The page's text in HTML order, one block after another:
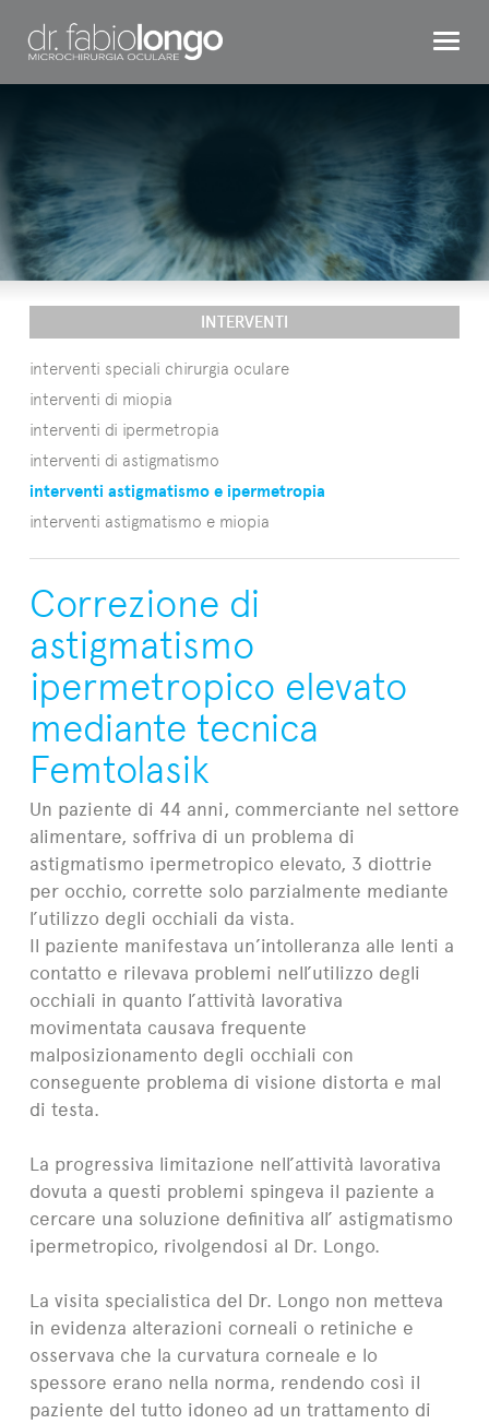
OCCHIO BAMBINO
INTERVENTI
TESTIMONIAL
DR. LONGO
INTERVENTI
interventi speciali chirurgia oculare
interventi di miopia
interventi di ipermetropia
interventi di astigmatismo
interventi astigmatismo e ipermetropia
interventi astigmatismo e miopia
Correzione di
astigmatismo
ipermetropico elevato
mediante tecnica
Femtolasik
Un paziente di 44 anni, commerciante nel settore
alimentare, soffriva di un problema di
astigmatismo ipermetropico elevato, 3 diottrie
per occhio, corrette solo parzialmente mediante
l’utilizzo degli occhiali da vista.
Il paziente manifestava un’intolleranza alle lenti a
contatto e rilevava problemi nell’utilizzo degli
occhiali in quanto l’attività lavorativa
movimentata causava frequente
malposizionamento degli occhiali con
conseguente problema di visione distorta e mal
di testa.
La progressiva limitazione nell’attività lavorativa
dovuta a questi problemi spingeva il paziente a
cercare una soluzione definitiva all’ astigmatismo
ipermetropico, rivolgendosi al Dr. Longo.
La visita specialistica del Dr. Longo non metteva
in evidenza alterazioni corneali o retiniche e
osservava che la curvatura corneale e lo
spessore erano nella norma, rendendo così il
paziente del tutto idoneo ad un trattamento di